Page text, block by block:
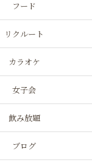
フード
リクルート
カラオケ
女子会
飲み放題
ブログ